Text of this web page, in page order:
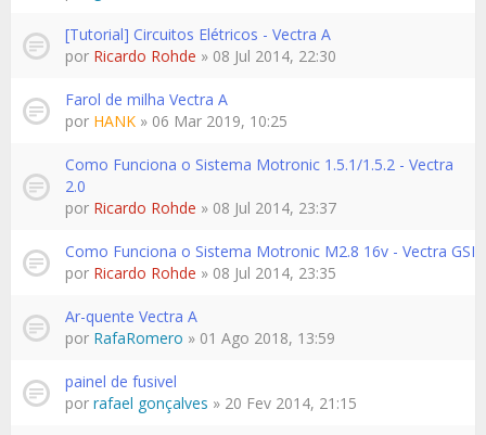
[Tutorial] Circuitos Elétricos - Vectra A
por Ricardo Rohde » 08 Jul 2014, 22:30
Farol de milha Vectra A
por HANK » 06 Mar 2019, 10:25
Como Funciona o Sistema Motronic 1.5.1/1.5.2 - Vectra
2.0
por Ricardo Rohde » 08 Jul 2014, 23:37
Como Funciona o Sistema Motronic M2.8 16v - Vectra GSI
por Ricardo Rohde » 08 Jul 2014, 23:35
Ar-quente Vectra A
por RafaRomero » 01 Ago 2018, 13:59
painel de fusivel
por rafael gonçalves » 20 Fev 2014, 21:15